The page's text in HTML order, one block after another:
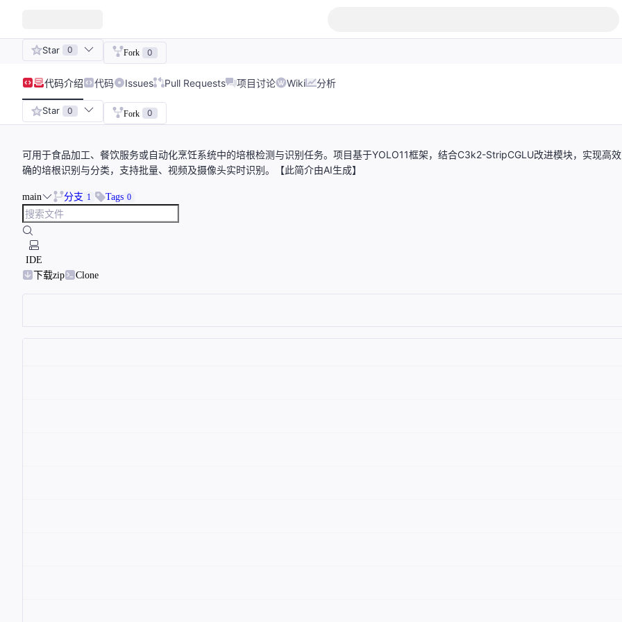
Star 0 Fork 0
代码介绍 代码 Issues Pull Requests 项目讨论 Wiki 分析
Star 0 Fork 0
可用于食品加工、餐饮服务或自动化烹饪系统中的培根检测与识别任务。项目基于YOLO11框架，结合C3k2-StripCGLU改进模块，实现高
确的培根识别与分类，支持批量、视频及摄像头实时识别。【此简介由AI生成】
main 分支 1 Tags 0
IDE
下载zip
Clone